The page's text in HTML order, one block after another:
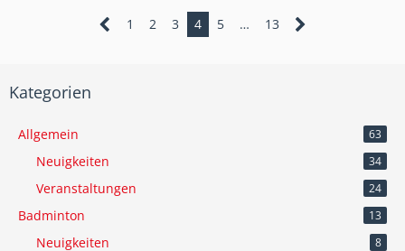
1 2 3 4 5 … 13
Kategorien
Allgemein 63
Neuigkeiten 34
Veranstaltungen 24
Badminton 13
Neuigkeiten 8